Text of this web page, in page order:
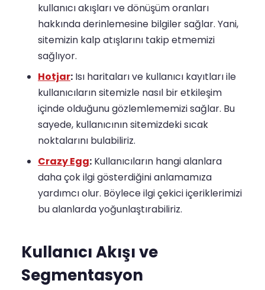
kullanıcı akışları ve dönüşüm oranları
hakkında derinlemesine bilgiler sağlar. Yani,
sitemizin kalp atışlarını takip etmemizi
sağlıyor.
Hotjar: Isı haritaları ve kullanıcı kayıtları ile
kullanıcıların sitemizle nasıl bir etkileşim
içinde olduğunu gözlemlememizi sağlar. Bu
sayede, kullanıcının sitemizdeki sıcak
noktalarını bulabiliriz.
Crazy Egg: Kullanıcıların hangi alanlara
daha çok ilgi gösterdiğini anlamamıza
yardımcı olur. Böylece ilgi çekici içeriklerimizi
bu alanlarda yoğunlaştırabiliriz.
Kullanıcı Akışı ve
Segmentasyon